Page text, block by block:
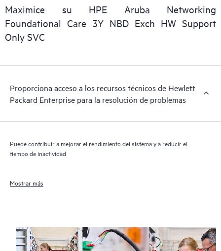
que facilita a cualquier miembro del personal de TI localizar
importantes informaciones comerciales disponibles.
Maximice su HPE Aruba Networking
Foundational Care 3Y NBD Exch HW Support
Only SVC
Proporciona acceso a los recursos técnicos de Hewlett
Packard Enterprise para la resolución de problemas
Puede contribuir a mejorar el rendimiento del sistema y a reducir el
tiempo de inactividad
Mostrar más